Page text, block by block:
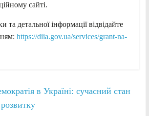
сайті.
та детальної інформації відвідайте
https://diia.gov.ua/services/grant-na-
в Україні: сучасний стан